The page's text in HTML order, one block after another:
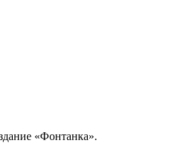
«Фонтанка».